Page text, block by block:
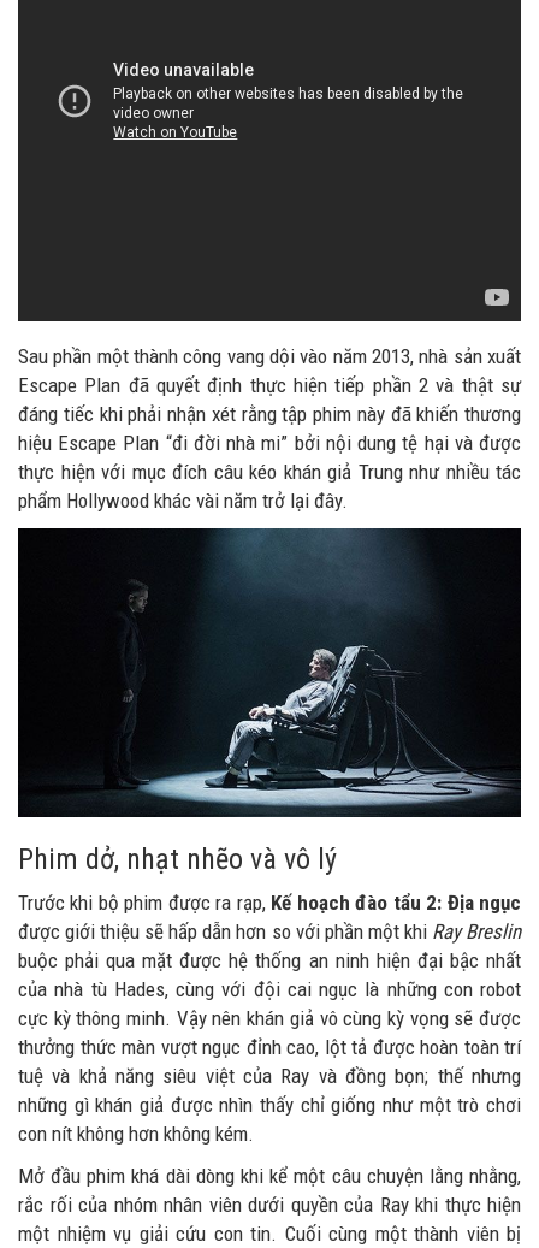
Sau phần một thành công vang dội vào năm 2013, nhà sản xuất
Escape Plan đã quyết định thực hiện tiếp phần 2 và thật sự
đáng tiếc khi phải nhận xét rằng tập phim này đã khiến thương
hiệu Escape Plan “đi đời nhà mi” bởi nội dung tệ hại và được
thực hiện với mục đích câu kéo khán giả Trung như nhiều tác
phẩm Hollywood khác vài năm trở lại đây.
Phim dở, nhạt nhẽo và vô lý
Trước khi bộ phim được ra rạp, Kế hoạch đào tẩu 2: Địa ngục
được giới thiệu sẽ hấp dẫn hơn so với phần một khi Ray Breslin
buộc phải qua mặt được hệ thống an ninh hiện đại bậc nhất
của nhà tù Hades, cùng với đội cai ngục là những con robot
cực kỳ thông minh. Vậy nên khán giả vô cùng kỳ vọng sẽ được
thưởng thức màn vượt ngục đỉnh cao, lột tả được hoàn toàn trí
tuệ và khả năng siêu việt của Ray và đồng bọn; thế nhưng
những gì khán giả được nhìn thấy chỉ giống như một trò chơi
con nít không hơn không kém.
Mở đầu phim khá dài dòng khi kể một câu chuyện lằng nhằng,
rắc rối của nhóm nhân viên dưới quyền của Ray khi thực hiện
một nhiệm vụ giải cứu con tin. Cuối cùng một thành viên bị